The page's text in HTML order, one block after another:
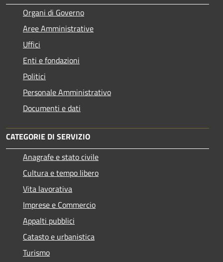
Organi di Governo
Aree Amministrative
Uffici
Enti e fondazioni
Politici
Personale Amministrativo
Documenti e dati
CATEGORIE DI SERVIZIO
Anagrafe e stato civile
Cultura e tempo libero
Vita lavorativa
Imprese e Commercio
Appalti pubblici
Catasto e urbanistica
Turismo